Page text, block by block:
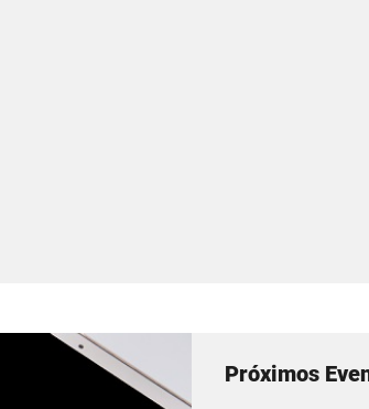
Próximos